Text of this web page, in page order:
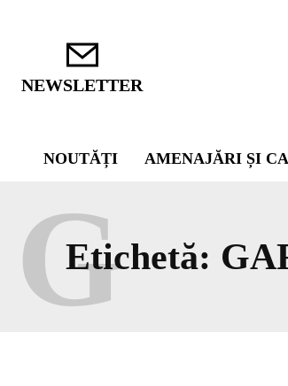
NEWSLETTER
NOUTĂȚI AMENAJĂRI ȘI
Etichetă:
G